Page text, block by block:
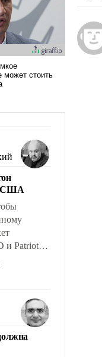
США
и Patriot
трех
война с
период